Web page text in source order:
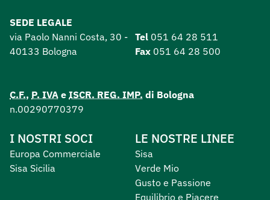
SEDE LEGALE
via Paolo Nanni Costa, 30 -
40133 Bologna
Tel 051 64 28 511
Fax 051 64 28 500
C.F., P. IVA e ISCR. REG. IMP. di Bologna
n.00290770379
I NOSTRI SOCI
Europa Commerciale
Sisa Sicilia
LE NOSTRE LINEE
Sisa
Verde Mio
Gusto e Passione
Equilibrio e Piacere